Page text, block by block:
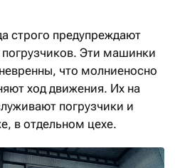
строго предупреждают
погрузчиков. Эти машинки
что молниеносно
ход движения. Их на
погрузчики и
в отдельном цехе.